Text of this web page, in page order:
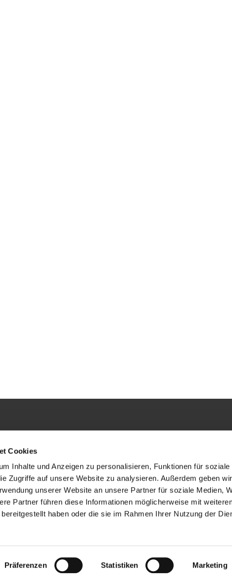
Cookies
Inhalte und Anzeigen zu personalisieren, Funktionen für soziale
Zugriffe auf unsere Website zu analysieren. Außerdem geben wir
unserer Website an unsere Partner für soziale Medien,
Partner führen diese Informationen möglicherweise mit
haben oder die sie im Rahmen Ihrer Nutzung der
Präferenzen Statistiken Marketing
34 79 33-0
79 33-20
von-berlin.de